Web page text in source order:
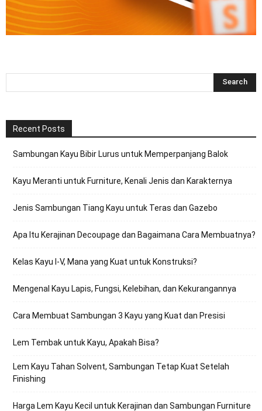
Recent Posts
Sambungan Kayu Bibir Lurus untuk Memperpanjang Balok
Kayu Meranti untuk Furniture, Kenali Jenis dan Karakternya
Jenis Sambungan Tiang Kayu untuk Teras dan Gazebo
Apa Itu Kerajinan Decoupage dan Bagaimana Cara Membuatnya?
Kelas Kayu I-V, Mana yang Kuat untuk Konstruksi?
Mengenal Kayu Lapis, Fungsi, Kelebihan, dan Kekurangannya
Cara Membuat Sambungan 3 Kayu yang Kuat dan Presisi
Lem Tembak untuk Kayu, Apakah Bisa?
Lem Kayu Tahan Solvent, Sambungan Tetap Kuat Setelah
Finishing
Harga Lem Kayu Kecil untuk Kerajinan dan Sambungan Furniture